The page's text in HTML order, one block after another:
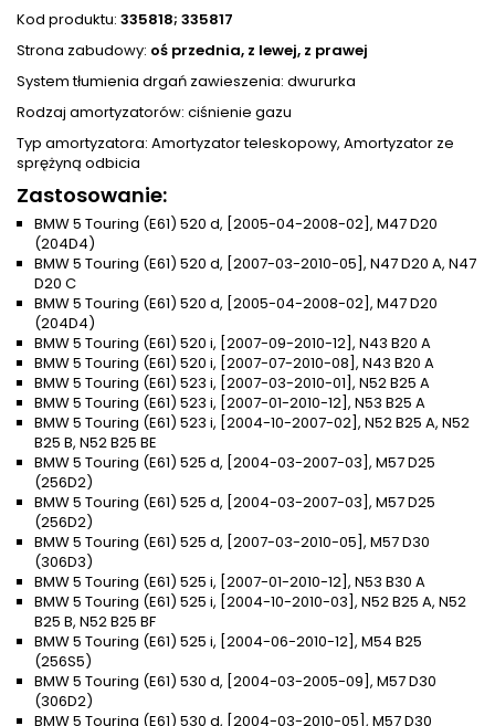
Kod produktu: 335818; 335817
Strona zabudowy: oś przednia, z lewej, z prawej
System tłumienia drgań zawieszenia: dwururka
Rodzaj amortyzatorów: ciśnienie gazu
Typ amortyzatora: Amortyzator teleskopowy, Amortyzator ze
sprężyną odbicia
Zastosowanie:
BMW 5 Touring (E61) 520 d, [2005-04-2008-02], M47 D20
(204D4)
BMW 5 Touring (E61) 520 d, [2007-03-2010-05], N47 D20 A, N47
D20 C
BMW 5 Touring (E61) 520 d, [2005-04-2008-02], M47 D20
(204D4)
BMW 5 Touring (E61) 520 i, [2007-09-2010-12], N43 B20 A
BMW 5 Touring (E61) 520 i, [2007-07-2010-08], N43 B20 A
BMW 5 Touring (E61) 523 i, [2007-03-2010-01], N52 B25 A
BMW 5 Touring (E61) 523 i, [2007-01-2010-12], N53 B25 A
BMW 5 Touring (E61) 523 i, [2004-10-2007-02], N52 B25 A, N52
B25 B, N52 B25 BE
BMW 5 Touring (E61) 525 d, [2004-03-2007-03], M57 D25
(256D2)
BMW 5 Touring (E61) 525 d, [2004-03-2007-03], M57 D25
(256D2)
BMW 5 Touring (E61) 525 d, [2007-03-2010-05], M57 D30
(306D3)
BMW 5 Touring (E61) 525 i, [2007-01-2010-12], N53 B30 A
BMW 5 Touring (E61) 525 i, [2004-10-2010-03], N52 B25 A, N52
B25 B, N52 B25 BF
BMW 5 Touring (E61) 525 i, [2004-06-2010-12], M54 B25
(256S5)
BMW 5 Touring (E61) 530 d, [2004-03-2005-09], M57 D30
(306D2)
BMW 5 Touring (E61) 530 d, [2004-03-2010-05], M57 D30